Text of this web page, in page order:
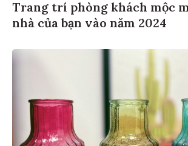
Trang trí phòng khách mộc
nhà của bạn vào năm 2024